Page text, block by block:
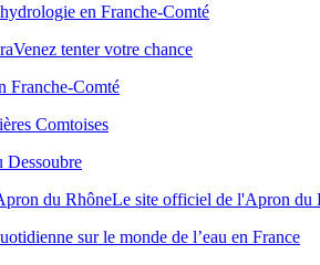
en Franche-Comté
Venez tenter votre chance
Franche-Comté
Comtoises
Dessoubre
du RhôneLe site officiel de l'Apron du
sur le monde de l’eau en France